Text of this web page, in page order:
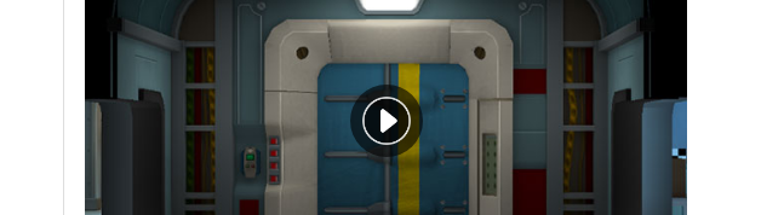
By
1.24
最新
版
重
制
无
金
无
英
安卓 1.0.0版本
中文 /